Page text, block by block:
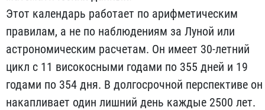
Этот календарь работает по арифметическим
правилам, а не по наблюдениям за Луной или
астрономическим расчетам. Он имеет 30-летний
цикл с 11 високосными годами по 355 дней и 19
годами по 354 дня. В долгосрочной перспективе он
накапливает один лишний день каждые 2500 лет.